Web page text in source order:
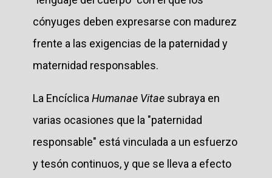
cónyuges deben expresarse con madurez
frente a las exigencias de la paternidad y
maternidad responsables.
La Encíclica Humanae Vitae subraya en
varias ocasiones que la "paternidad
responsable" está vinculada a un esfuerzo
y tesón continuos, y que se lleva a efecto